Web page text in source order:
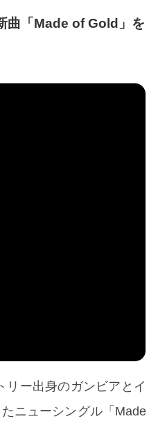
曲「Made of Gold」を
リー出身のガンビアとイ
ニューシングル「Made